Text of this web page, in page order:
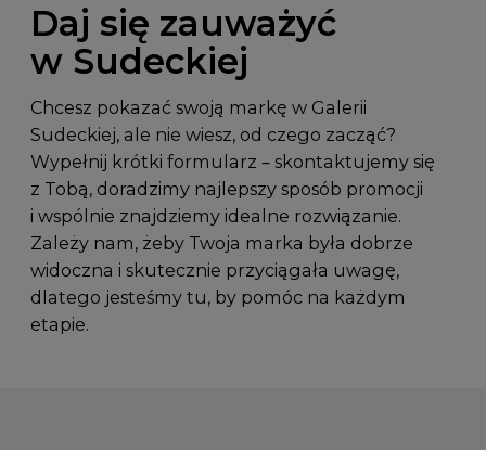
odbiorcy.
Daj się zauważyć
w Sudeckiej
Chcesz pokazać swoją markę w Galerii
Sudeckiej, ale nie wiesz, od czego zacząć?
Wypełnij krótki formularz – skontaktujemy się
z Tobą, doradzimy najlepszy sposób promocji
i wspólnie znajdziemy idealne rozwiązanie.
Zależy nam, żeby Twoja marka była dobrze
widoczna i skutecznie przyciągała uwagę,
dlatego jesteśmy tu, by pomóc na każdym
etapie.